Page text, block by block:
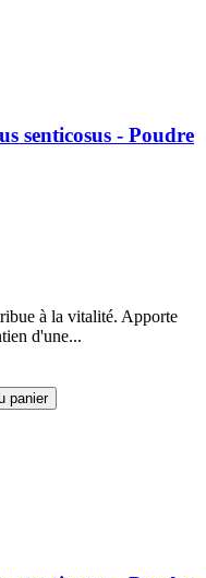
senticosus - Poudre
à la vitalité. Apporte
d'une...
panier